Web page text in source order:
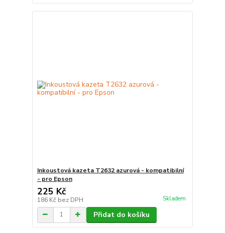
Inkoustová kazeta T2632 azurová - kompatibilní
- pro Epson
225 Kč
186 Kč bez DPH Skladem
Přidat do košíku